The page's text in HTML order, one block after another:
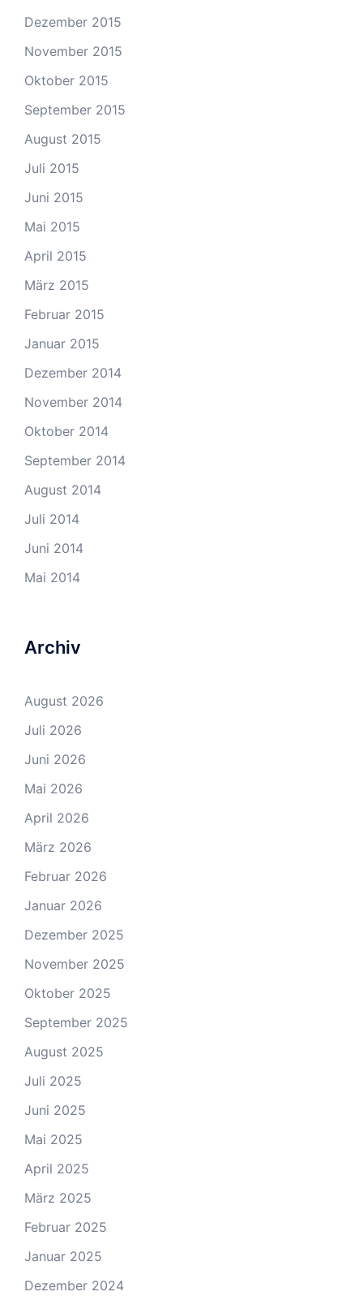
Dezember 2015
November 2015
Oktober 2015
September 2015
August 2015
Juli 2015
Juni 2015
Mai 2015
April 2015
März 2015
Februar 2015
Januar 2015
Dezember 2014
November 2014
Oktober 2014
September 2014
August 2014
Juli 2014
Juni 2014
Mai 2014
Archiv
August 2026
Juli 2026
Juni 2026
Mai 2026
April 2026
März 2026
Februar 2026
Januar 2026
Dezember 2025
November 2025
Oktober 2025
September 2025
August 2025
Juli 2025
Juni 2025
Mai 2025
April 2025
März 2025
Februar 2025
Januar 2025
Dezember 2024